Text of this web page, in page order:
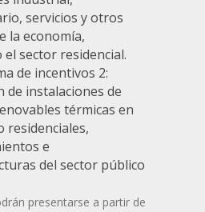
servicios y otros
la economía,
el sector residencial.
de incentivos 2:
de instalaciones de
térmicas en
residenciales,
e
del sector público
presentarse a partir de